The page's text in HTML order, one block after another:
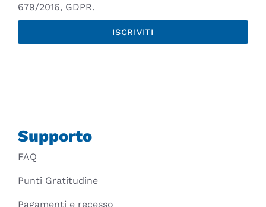
679/2016, GDPR.
ISCRIVITI
Supporto
FAQ
Punti Gratitudine
Pagamenti e recesso